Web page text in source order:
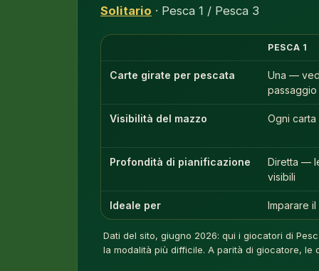
Solitario · Pesca 1 / Pesca 3
PESCA 1
Carte girate per pescata
Una —
passaggio
Visibilità del mazzo Ogni
Profondità di pianificazione
Diretta —
visibili
Ideale per Imparare
Dati del sito, giugno 2026: qui i giocatori di
la modalità più difficile. A parità di giocatore, le